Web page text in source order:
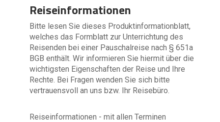
Reiseinformationen
Bitte lesen Sie dieses Produktinformationblatt,
welches das Formblatt zur Unterrichtung des
Reisenden bei einer Pauschalreise nach § 651a
BGB enthält. Wir informieren Sie hiermit über die
wichtigsten Eigenschaften der Reise und Ihre
Rechte. Bei Fragen wenden Sie sich bitte
vertrauensvoll an uns bzw. Ihr Reisebüro.
Reiseinformationen - mit allen Terminen